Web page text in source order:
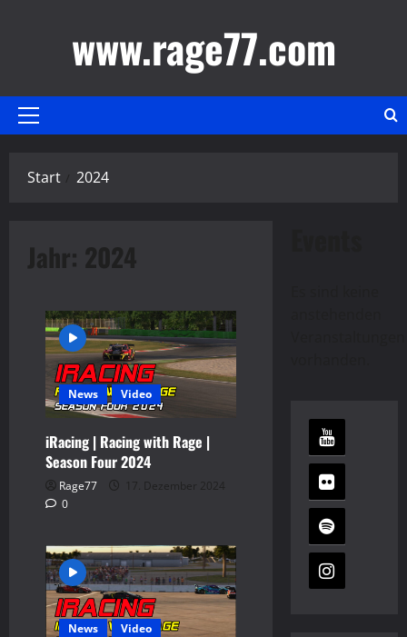
www.rage77.com
Primäres
Start 2024
Jahr: 2024
News Video
iRacing | Racing with Rage |
Season Four 2024
Rage77
17. Dezember 2024
0
News Video